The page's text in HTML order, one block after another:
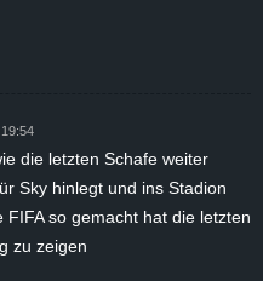
die letzten Schafe weiter
Sky hinlegt und ins Stadion
so gemacht hat die letzten
zu zeigen